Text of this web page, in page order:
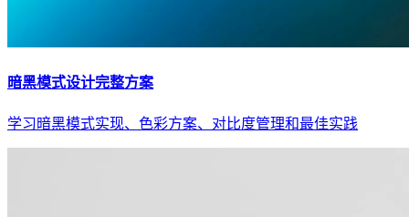
暗黑模式设计完整方案
学习暗黑模式实现、色彩方案、对比度管理和最佳实践